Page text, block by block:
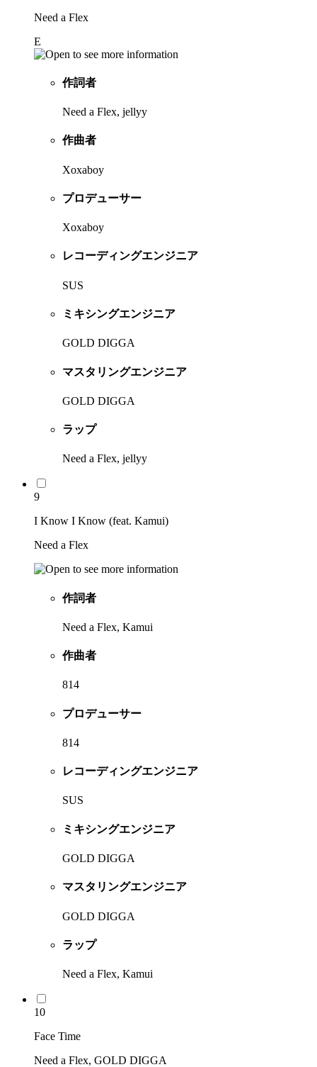
Need a Flex
E
作詞者
Need a Flex, jellyy
作曲者
Xoxaboy
プロデューサー
Xoxaboy
レコーディングエンジニア
SUS
ミキシングエンジニア
GOLD DIGGA
マスタリングエンジニア
GOLD DIGGA
ラップ
Need a Flex, jellyy
9
I Know I Know (feat. Kamui)
Need a Flex
作詞者
Need a Flex, Kamui
作曲者
814
プロデューサー
814
レコーディングエンジニア
SUS
ミキシングエンジニア
GOLD DIGGA
マスタリングエンジニア
GOLD DIGGA
ラップ
Need a Flex, Kamui
10
Face Time
Need a Flex, GOLD DIGGA